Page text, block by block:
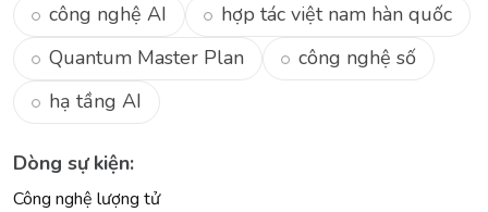
công nghệ AI
hợp tác việt nam hàn quốc
Quantum Master Plan
công nghệ số
hạ tầng AI
Dòng sự kiện:
Công nghệ lượng tử